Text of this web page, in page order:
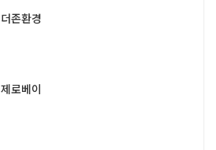
더존환경
제로베이